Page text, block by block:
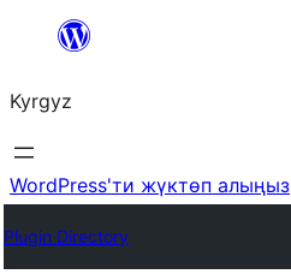
Мазмунга
Kyrgyz
WordPress'ти жүктөп алыңыз
Plugin Directory